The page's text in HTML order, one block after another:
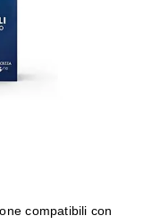
compatibili con